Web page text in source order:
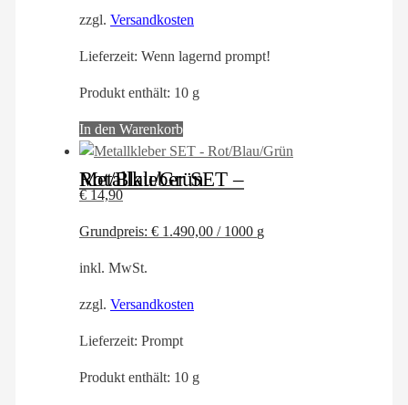
zzgl. Versandkosten
Lieferzeit: Wenn lagernd prompt!
Produkt enthält: 10 g
In den Warenkorb
Metallkleber SET – Rot/Blau/Grün
€14,90
Grundpreis: € 1.490,00 / 1000 g
inkl. MwSt.
zzgl. Versandkosten
Lieferzeit: Prompt
Produkt enthält: 10 g